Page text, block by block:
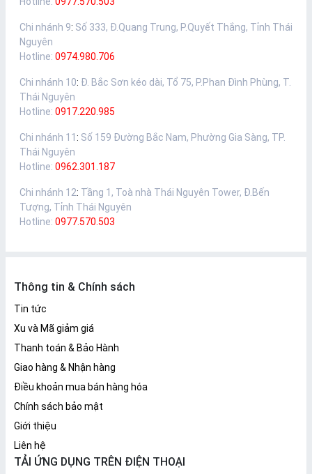
Chi nhánh 9: Số 333, Đ.Quang Trung, P.Quyết Thắng, Tỉnh Thái
Nguyên
Hotline: 0974.980.706
Chi nhánh 10: Đ. Bắc Sơn kéo dài, Tổ 75, P.Phan Đình Phùng, T.
Thái Nguyên
Hotline: 0917.220.985
Chi nhánh 11 : Số 159 Đường Bắc Nam, Phường Gia Sàng, TP.
Thái Nguyên
Hotline: 0962.301.187
Chi nhánh 12: Tầng 1, Toà nhà Thái Nguyên Tower, Đ.Bến
Tượng, Tỉnh Thái Nguyên
Hotline: 0977.570.503
Thông tin & Chính sách
Tin tức
Xu và Mã giảm giá
Thanh toán & Bảo Hành
Giao hàng & Nhận hàng
Điều khoản mua bán hàng hóa
Chính sách bảo mật
Giới thiệu
Liên hệ
TẢI ỨNG DỤNG TRÊN ĐIỆN THOẠI